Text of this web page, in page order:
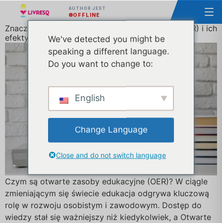
AUTHOR JEST
OFFLINE
Znaczenie otwartych zasobów edukacyjnych (OER) i ich
efektywne wykorzystanie
Czym są otwarte zasoby edukacyjne (OER)? W ciągle
zmieniającym się świecie edukacja odgrywa kluczową
rolę w rozwoju osobistym i zawodowym. Dostęp do
wiedzy stał się ważniejszy niż kiedykolwiek, a Otwarte
We've detected you might be
speaking a different language.
Do you want to change to:
English
Change Language
Close and do not switch language